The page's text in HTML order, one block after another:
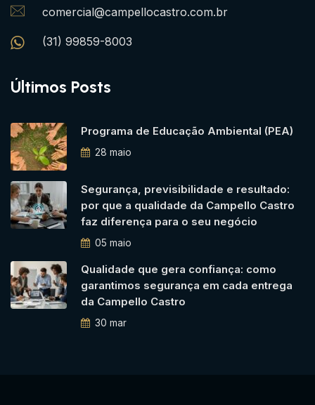
comercial@campellocastro.com.br
(31) 99859-8003
Últimos Posts
Programa de Educação Ambiental (PEA)
28 maio
Segurança, previsibilidade e resultado:
por que a qualidade da Campello Castro
faz diferença para o seu negócio
05 maio
Qualidade que gera confiança: como
garantimos segurança em cada entrega
da Campello Castro
30 mar